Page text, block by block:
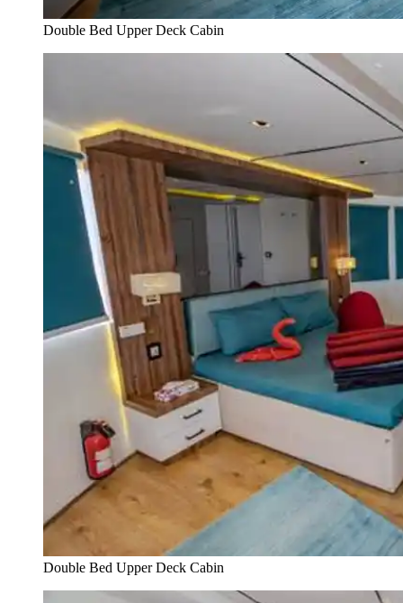
Double Bed Upper Deck Cabin
Double Bed Upper Deck Cabin